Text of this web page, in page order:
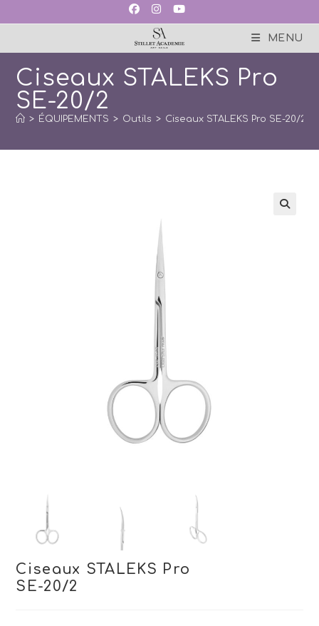
MENU
Ciseaux STALEKS Pro
SE-20/2
> ÉQUIPEMENTS > Outils > Ciseaux STALEKS Pro SE-20/2
Ciseaux STALEKS Pro
SE-20/2